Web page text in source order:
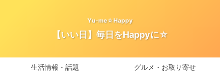
Yu-me☆Happy
【いい日】毎日をHappyに☆
生活情報・話題 グルメ・お取り寄せ